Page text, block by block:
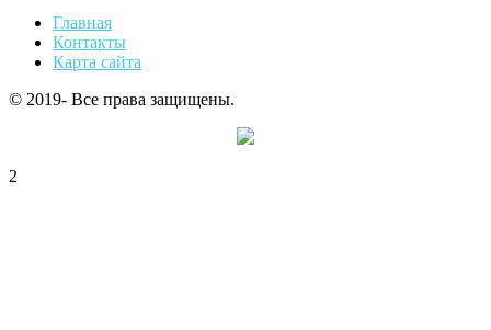
Главная
Контакты
Карта сайта
© 2019- Все права защищены.
2